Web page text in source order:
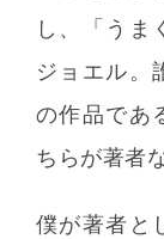
し、「うま
ジョエル。
の作品であ
ちらが著者
僕が著者と